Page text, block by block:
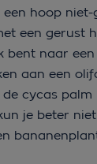
een hoop
een gerust
bent naar
aan een
cycas palm
je beter